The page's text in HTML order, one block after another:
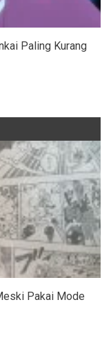
Paling Kurang
Pakai Mode